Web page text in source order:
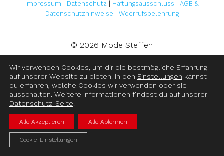
Impressum Datenschutz Haftungsausschluss
AGB &
Datenschutzhinweise
Wderrufsbelehrung
© 2026 Mode Steffen
Wir verwenden Cookies, um dir die bestmögliche Erfahrung
auf unserer Website zu bieten. In den Einstellungen kannst
du erfahren, welche Cookies wir verwenden oder sie
ausschalten. Weitere Informationen findest du auf unserer
Datenschutz-Seite.
Alle Akzeptieren Alle Ablehnen
Cookie-Einstellungen